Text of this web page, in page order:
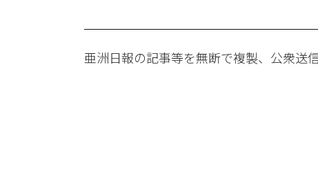
亜洲日報の記事等を無断で複製、公衆送